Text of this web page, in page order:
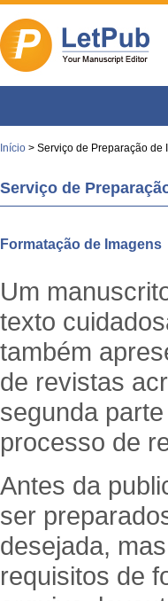
Início > Serviço de Preparação de
Serviço de
Formatação de Imagens
Um
texto
também
de revistas
segunda
processo de
Antes da
ser
desejada,
requisitos de